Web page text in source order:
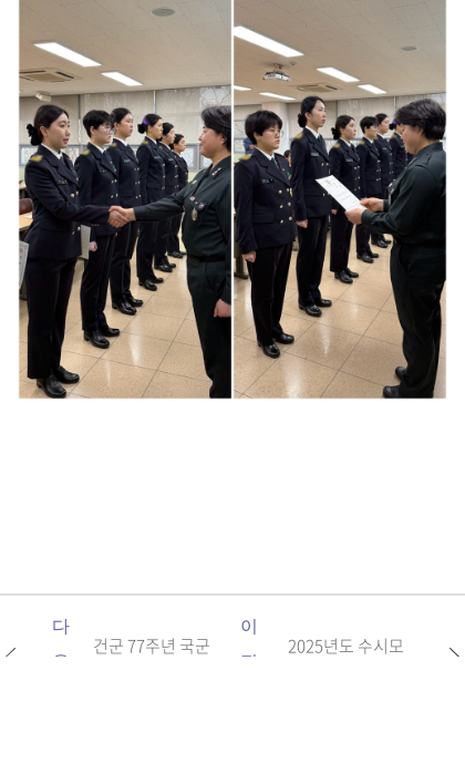
다
음
건군 77주년 국군
이
전
2025년도 수시모